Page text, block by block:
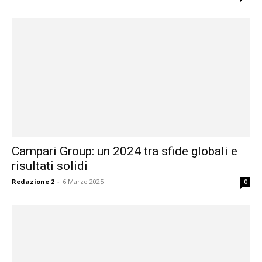
Campari Group: un 2024 tra sfide globali e
risultati solidi
Redazione 2 - 6 Marzo 2025 0